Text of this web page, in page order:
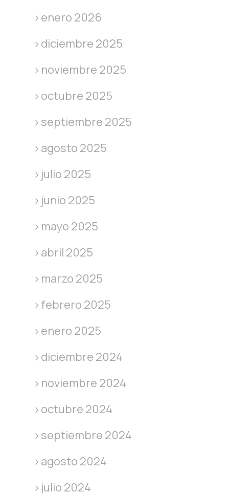
enero 2026
diciembre 2025
noviembre 2025
octubre 2025
septiembre 2025
agosto 2025
julio 2025
junio 2025
mayo 2025
abril 2025
marzo 2025
febrero 2025
enero 2025
diciembre 2024
noviembre 2024
octubre 2024
septiembre 2024
agosto 2024
julio 2024